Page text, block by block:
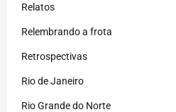
Relatos
Relembrando a frota
Retrospectivas
Rio de Janeiro
Rio Grande do Norte